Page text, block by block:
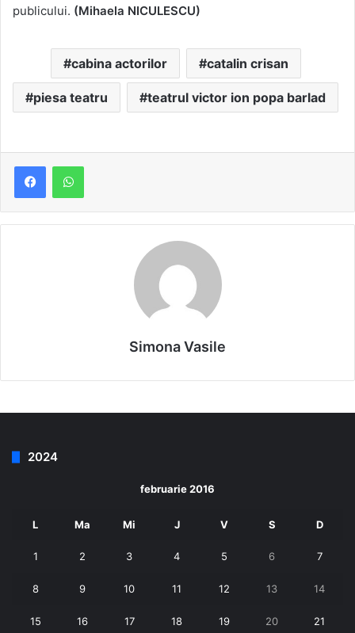
publicului. (Mihaela NICULESCU)
cabina actorilor catalin crisan
piesa teatru teatrul victor ion popa barlad
Simona Vasile
2024
februarie 2016
L Ma Mi J V S D
1 2 3 4 5 6 7
8 9 10 11 12 13 14
15 16 17 18 19 20 21